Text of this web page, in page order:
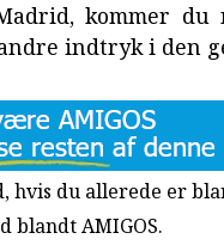
kommer
indtryk i den
du allerede er
blandt AMIGOS.